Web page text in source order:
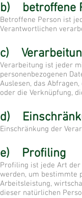
b) betroffene
Betroffene Person ist
Verantwortlichen
c)
Verarbeitung ist jeder
personenbezogenen
Auslesen, das
oder die Verknüpfung,
d)
Einschränkung der
e) Profiling
Profiling ist jede Art der
werden, um bestimmte
Arbeitsleistung,
dieser natürlichen